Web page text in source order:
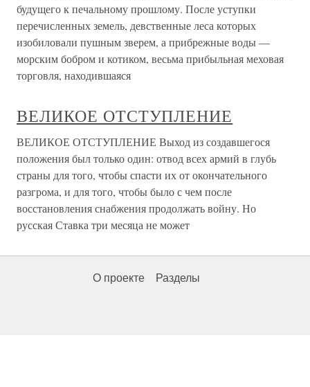
будущего к печальному прошлому. После уступки
перечисленных земель, девственные леса которых
изобиловали пушным зверем, а прибрежные воды —
морским бобром и котиком, весьма прибыльная меховая
торговля, находившаяся
ВЕЛИКОЕ ОТСТУПЛЕНИЕ
ВЕЛИКОЕ ОТСТУПЛЕНИЕ Выход из создавшегося
положения был только один: отвод всех армий в глубь
страны для того, чтобы спасти их от окончательного
разгрома, и для того, чтобы было с чем после
восстановления снабжения продолжать войну. Но
русская Ставка три месяца не может
О проекте Разделы